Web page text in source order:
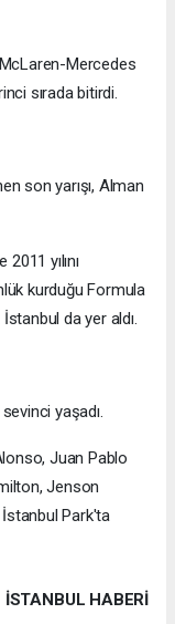
Mercedes
sırada bitirdi.
son yarışı, Alman
yılını
kurduğu Formula
da yer aldı.
yaşadı.
Juan Pablo
Jenson
Park'ta
İSTANBUL HABERİ